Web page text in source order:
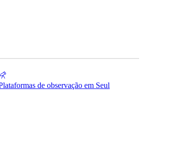
de observação em Seul